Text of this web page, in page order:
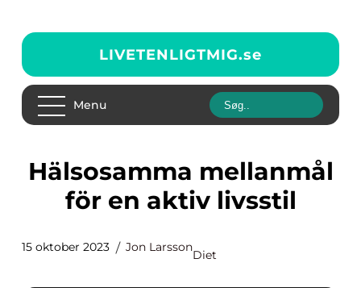
LIVETENLIGTMIG.se
Menu
Hälsosamma mellanmål
för en aktiv livsstil
15 oktober 2023 Jon Larsson
Diet